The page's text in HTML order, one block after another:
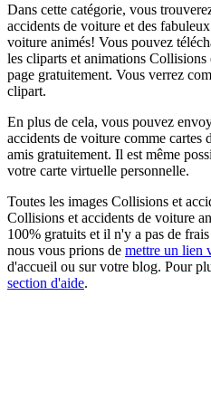
Dans cette catégorie, vous
accidents de voiture et des
voiture animés! Vous pouvez
les cliparts et animations
page gratuitement. Vous verrez
clipart.
En plus de cela, vous pouvez
accidents de voiture comme
amis gratuitement. Il est même
votre carte virtuelle personnelle.
Toutes les images Collisions et
Collisions et accidents de voiture
100% gratuits et il n'y a pas de
nous vous prions de mettre un lien
d'accueil ou sur votre blog. Pour
section d'aide.